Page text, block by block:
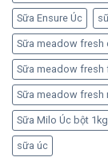
Sữa Ensure Úc
Sữa meadow fresh
Sữa meadow fresh
Sữa meadow fresh
Sữa Milo Úc bột 1kg
sữa úc